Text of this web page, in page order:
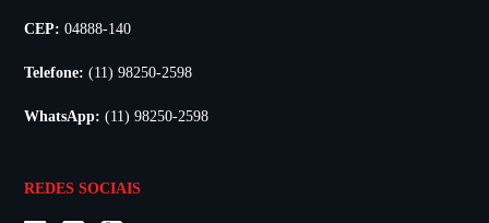
CEP: 04888-140
Telefone: (11) 98250-2598
WhatsApp: (11) 98250-2598
REDES SOCIAIS